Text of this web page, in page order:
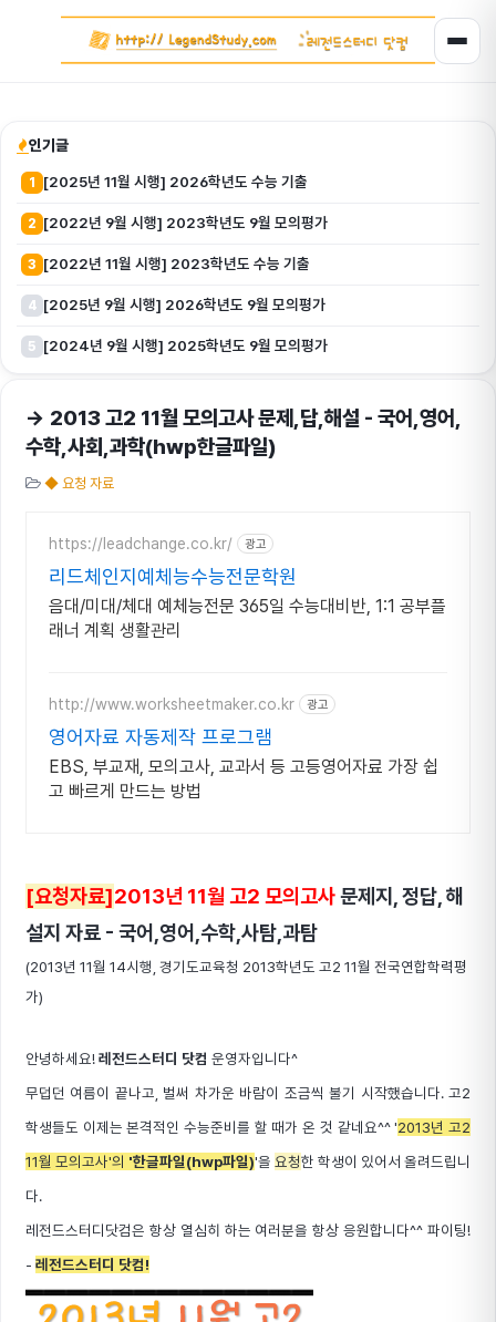
인기글
1 [2025년 11월 시행] 2026학년도 수능 기출
2 [2022년 9월 시행] 2023학년도 9월 모의평가
3 [2022년 11월 시행] 2023학년도 수능 기출
4 [2025년 9월 시행] 2026학년도 9월 모의평가
5 [2024년 9월 시행] 2025학년도 9월 모의평가
→ 2013 고2 11월 모의고사 문제,답,해설 - 국어,영어,
수학,사회,과학(hwp한글파일)
◆ 요청 자료
https://leadchange.co.kr/ 광고
리드체인지예체능수능전문학원
음대/미대/체대 예체능전문 365일 수능대비반, 1:1 공부플
래너 계획 생활관리
http://www.worksheetmaker.co.kr 광고
영어자료 자동제작 프로그램
EBS, 부교재, 모의고사, 교과서 등 고등영어자료 가장 쉽
고 빠르게 만드는 방법
[요청자료]2013년 11월 고2 모의고사문제지, 정답, 해
설지 자료 - 국어,영어,수학,사탐,과탐
(2013년 11월 14시행, 경기도교육청 2013학년도 고2 11월 전국연합학력평
가)
안녕하세요!레전드스터디 닷컴 운영자입니다^
무덥던 여름이 끝나고, 벌써 차가운 바람이 조금씩 불기 시작했습니다. 고2
학생들도 이제는 본격적인 수능준비를 할 때가 온 것 같네요^^'2013년 고2
11월 모의고사'의 '한글파일(hwp파일)'을 요청한 학생이 있어서 올려드립니
다.
레전드스터디닷컴은 항상 열심히 하는 여러분을 항상 응원합니다^^ 파이팅!
- 레전드스터디 닷컴!